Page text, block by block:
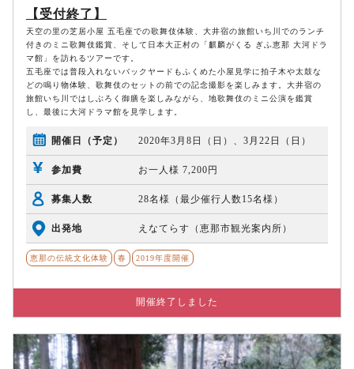
【受付終了】
天空の里の芝居小屋 五毛座での歌舞伎体験、大井宿の旅館いち川でのランチ
付きのミニ歌舞伎鑑賞、そして日本大正村の「麒麟がくる ぎふ恵那 大河ドラ
マ館」を訪れるツアーです。
五毛座では普段入れないバックヤードもふくめた小屋見学に拍子木や太鼓な
どの鳴り物体験、歌舞伎のセットの前での記念撮影を楽しみます。大井宿の
旅館いち川ではしぶろく御膳を楽しみながら、地歌舞伎のミニ公演を鑑賞
し、最後に大河ドラマ館を見学します。
開催日（予定） 2020年3月8日（日）、3月22日（日）
参加費 お一人様 7,200円
募集人数 28名様（最少催行人数15名様）
出発地 えなてらす（恵那市観光案内所）
恵那の伝統文化体験 春 2019年度開催
開催終了しました